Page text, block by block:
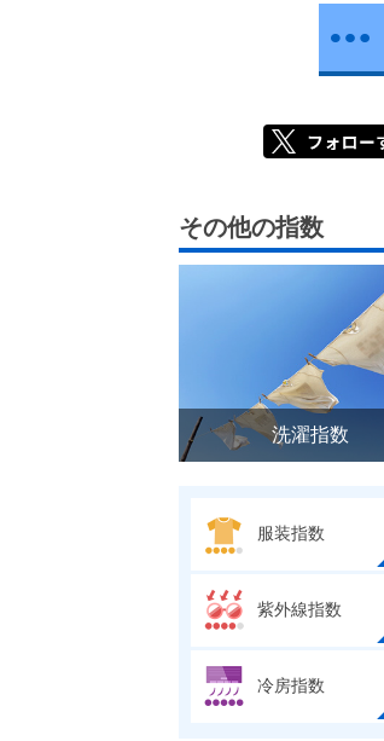
その他の指数
洗濯指数
服装指数
紫外線指数
冷房指数